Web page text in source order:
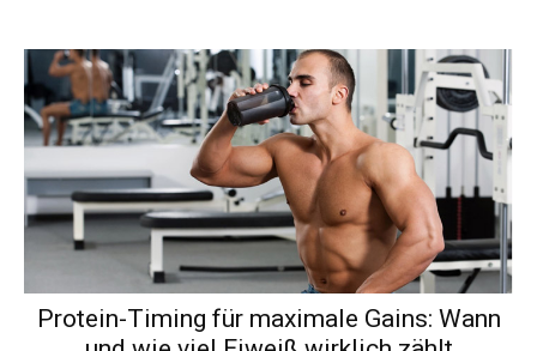
Protein-Timing für maximale Gains: Wann